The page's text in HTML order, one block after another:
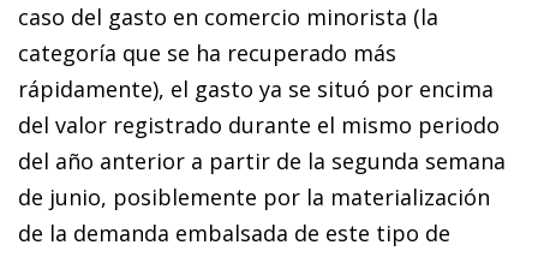
caso del gasto en comercio minorista (la
categoría que se ha recuperado más
rápidamente), el gasto ya se situó por encima
del va­­lor registrado durante el mismo periodo
del año anterior a partir de la segunda semana
de junio, posiblemente por la materialización
de la demanda embalsada de este tipo de